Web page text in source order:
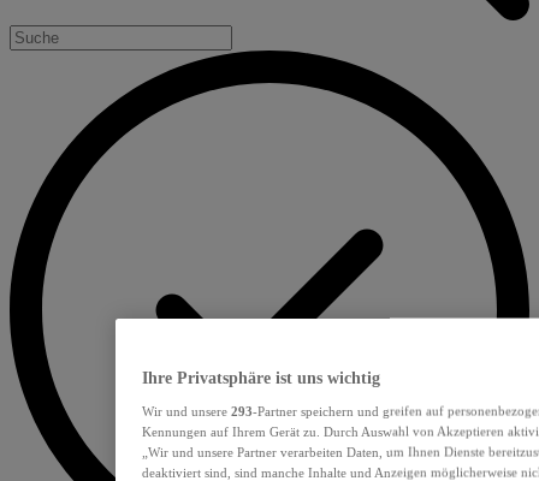
Ihre Privatsphäre ist uns wichtig
Wir und unsere 293-Partner speichern und greifen auf
Kennungen auf Ihrem Gerät zu. Durch Auswahl von Akzeptieren
„Wir und unsere Partner verarbeiten Daten, um Ihnen Dienste
deaktiviert sind, sind manche Inhalte und Anzeigen möglicherweise